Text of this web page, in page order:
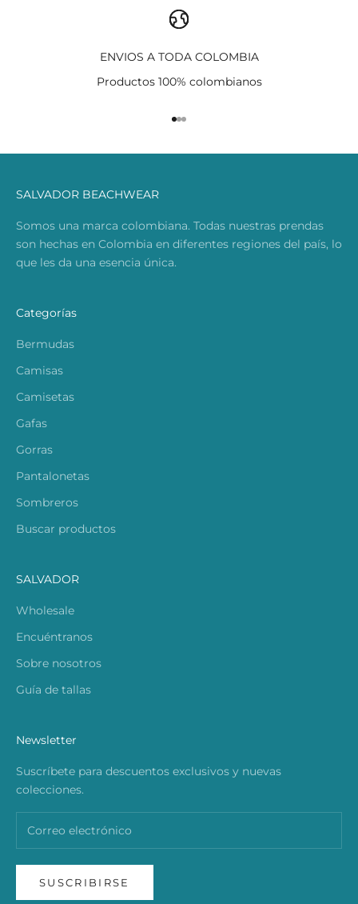
ENVIOS A TODA COLOMBIA
Productos 100% colombianos
Ir al artículo 1
Ir al artículo 2
Ir al artículo 3
SALVADOR BEACHWEAR
Somos una marca colombiana. Todas nuestras prendas
son hechas en Colombia en diferentes regiones del país, lo
que les da una esencia única.
Categorías
Bermudas
Camisas
Camisetas
Gafas
Gorras
Pantalonetas
Sombreros
Buscar productos
SALVADOR
Wholesale
Encuéntranos
Sobre nosotros
Guía de tallas
Newsletter
Suscríbete para descuentos exclusivos y nuevas
colecciones.
SUSCRIBIRSE